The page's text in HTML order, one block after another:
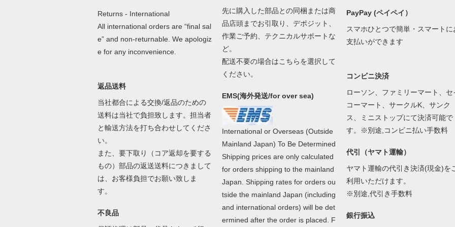
Returns - International
All international orders are “final sal
e” and non-returnable. We apologiz
e for any inconvenience.
返品送料
当社都合による交換/返品のための
送料は当社で負担致します。担当者
と輸送方法を打ち合わせしてくださ
い。
また、要下取り（コア返却を要する
もの）部品の返送送料につきまして
は、お客様負担でお願い致しま
す。
不良品
先に購入した部品との同梱または商
品店頭までお引取り、デポジット、
作業ご予約、テクニカルサポートな
ど。
配送不要の場合はこちらを選択して
ください。
EMS(海外発送/for over sea)
International or Overseas (Outside
Mainland Japan) To Be Determined
Shipping prices are only calculated
for orders shipping to the mainland
Japan. Shipping rates for orders ou
tside the mainland Japan (including
and international orders) will be det
ermined after the order is placed. F
PayPay (ペイペイ）
スマホひとつで簡単・スマートに
支払いができます
コンビニ決済
ローソン、ファミリーマート、セ
コーマート、サークルK、サンク
ス、ミニストップにて決済可能で
す。※別途,コンビニ払い手数料
代引（ヤマト運輸）
ヤマト運輸の代引き決済(現金)を
利用いただけます。
※別途,代引き手数料
銀行振込